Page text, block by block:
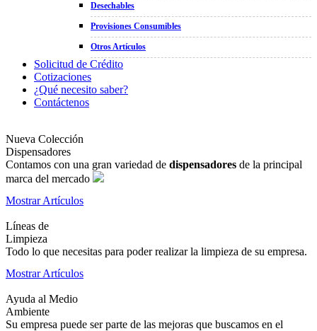
Desechables
Provisiones Consumibles
Otros Artículos
Solicitud de Crédito
Cotizaciones
¿Qué necesito saber?
Contáctenos
Nueva Colección
Dispensadores
Contamos con una gran variedad de dispensadores de la principal
marca del mercado
Mostrar Artículos
Líneas de
Limpieza
Todo lo que necesitas para poder realizar la limpieza de su empresa.
Mostrar Artículos
Ayuda al Medio
Ambiente
Su empresa puede ser parte de las mejoras que buscamos en el